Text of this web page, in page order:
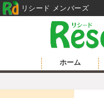
ホーム
リシード メンバーズ